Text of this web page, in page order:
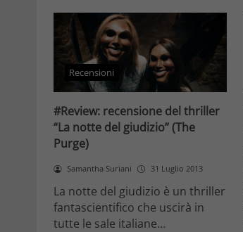
Recensioni
#Review: recensione del thriller
“La notte del giudizio” (The
Purge)
Samantha Suriani 31 Luglio 2013
La notte del giudizio è un thriller
fantascientifico che uscirà in
tutte le sale italiane…